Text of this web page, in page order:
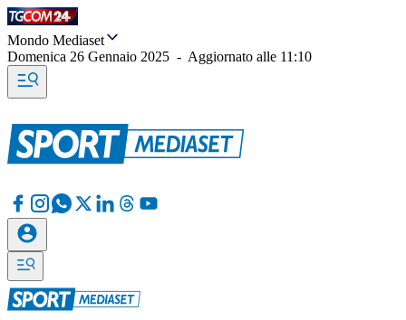
Mondo Mediaset
Domenica 26 Gennaio 2025 - Aggiornato alle 11:10